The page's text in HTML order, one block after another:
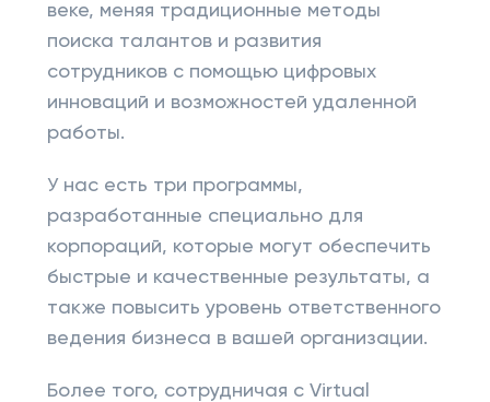
веке, меняя традиционные методы
поиска талантов и развития
сотрудников с помощью цифровых
инноваций и возможностей удаленной
работы.
У нас есть три программы,
разработанные специально для
корпораций, которые могут обеспечить
быстрые и качественные результаты, а
также повысить уровень ответственного
ведения бизнеса в вашей организации.
Более того, сотрудничая с Virtual